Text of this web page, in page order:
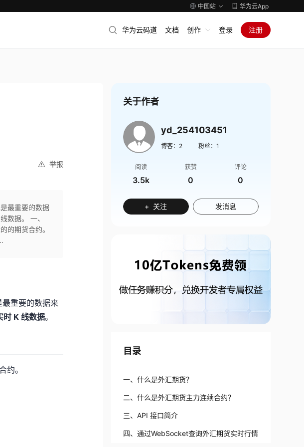
中国站 华为云App
华为云码道 文档 创作 登录 注册
举报
最重要的数据
数据。 一、
的期货合约。
重要的数据来
时 K 线数据。
约。
关于作者
yd_254103451
博客： 2 粉丝： 1
阅读
3.5k
获赞
0
评论
0
+ 关注 发消息
目录
一、什么是外汇期货？
二、什么是外汇期货主力连续合约？
三、API 接口简介
四、通过WebSocket查询外汇期货实时行情